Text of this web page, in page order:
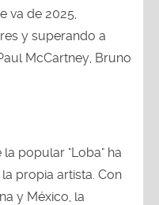
va de 2025,
y superando a
McCartney, Bruno
popular "Loba" ha
propia artista. Con
y México, la